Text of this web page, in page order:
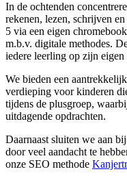
In de ochtenden
rekenen, lezen, schrijven
5 via een eigen
m.b.v. digitale methodes.
iedere leerling op zijn
We bieden een
verdieping voor kinderen
tijdens de plusgroep,
uitdagende opdrachten.
Daarnaast sluiten we aan
door veel aandacht te
onze SEO methode